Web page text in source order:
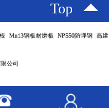
Top
Mn13钢板耐磨板 NP550防弹钢 高建
公司